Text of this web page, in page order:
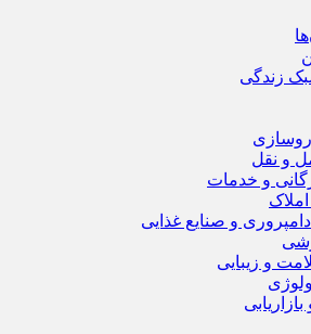
زندگی
و نقل
و خدمات
و صنایع غذایی
و زیبایی